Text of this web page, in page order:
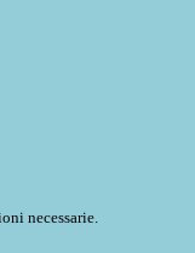
necessarie.